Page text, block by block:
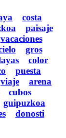
costa
paisaje
vacaciones
gros
color
puesta
viaje
arena
cubos
guipuzkoa
donosti